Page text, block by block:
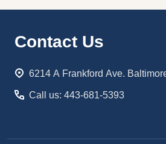
Footer
Contact Us
6214 A Frankford Ave.
Call us: 443-681-5393